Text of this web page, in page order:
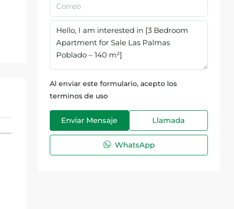
Al enviar este formulario, acepto los
terminos de uso
Enviar Mensaje Llamada
WhatsApp